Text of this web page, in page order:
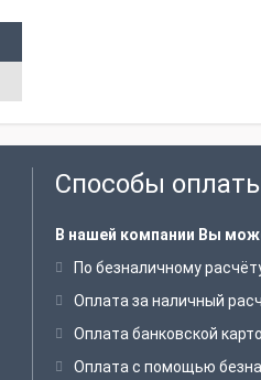
Способы
В нашей компании Вы
По безналичному
Оплата за наличный
Оплата банковской
Оплата с помощью